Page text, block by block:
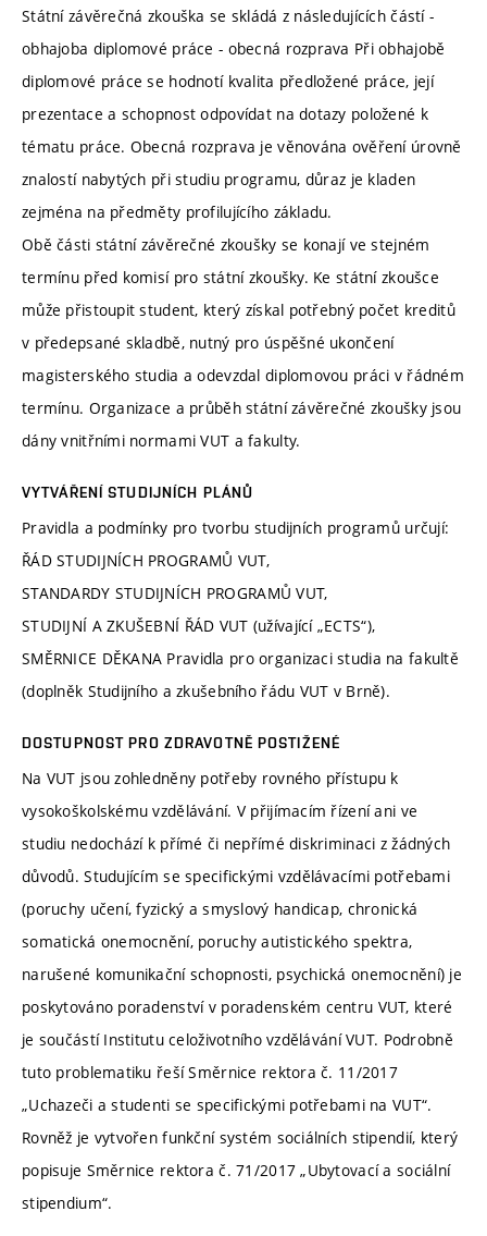
Státní závěrečná zkouška se skládá z následujících částí -
obhajoba diplomové práce - obecná rozprava Při obhajobě
diplomové práce se hodnotí kvalita předložené práce, její
prezentace a schopnost odpovídat na dotazy položené k
tématu práce. Obecná rozprava je věnována ověření úrovně
znalostí nabytých při studiu programu, důraz je kladen
zejména na předměty profilujícího základu.
Obě části státní závěrečné zkoušky se konají ve stejném
termínu před komisí pro státní zkoušky. Ke státní zkoušce
může přistoupit student, který získal potřebný počet kreditů
v předepsané skladbě, nutný pro úspěšné ukončení
magisterského studia a odevzdal diplomovou práci v řádném
termínu. Organizace a průběh státní závěrečné zkoušky jsou
dány vnitřními normami VUT a fakulty.
VYTVÁŘENÍ STUDIJNÍCH PLÁNŮ
Pravidla a podmínky pro tvorbu studijních programů určují:
ŘÁD STUDIJNÍCH PROGRAMŮ VUT,
STANDARDY STUDIJNÍCH PROGRAMŮ VUT,
STUDIJNÍ A ZKUŠEBNÍ ŘÁD VUT (užívající „ECTS“),
SMĚRNICE DĚKANA Pravidla pro organizaci studia na fakultě
(doplněk Studijního a zkušebního řádu VUT v Brně).
DOSTUPNOST PRO ZDRAVOTNĚ POSTIŽENÉ
Na VUT jsou zohledněny potřeby rovného přístupu k
vysokoškolskému vzdělávání. V přijímacím řízení ani ve
studiu nedochází k přímé či nepřímé diskriminaci z žádných
důvodů. Studujícím se specifickými vzdělávacími potřebami
(poruchy učení, fyzický a smyslový handicap, chronická
somatická onemocnění, poruchy autistického spektra,
narušené komunikační schopnosti, psychická onemocnění) je
poskytováno poradenství v poradenském centru VUT, které
je součástí Institutu celoživotního vzdělávání VUT. Podrobně
tuto problematiku řeší Směrnice rektora č. 11/2017
„Uchazeči a studenti se specifickými potřebami na VUT“.
Rovněž je vytvořen funkční systém sociálních stipendií, který
popisuje Směrnice rektora č. 71/2017 „Ubytovací a sociální
stipendium“.